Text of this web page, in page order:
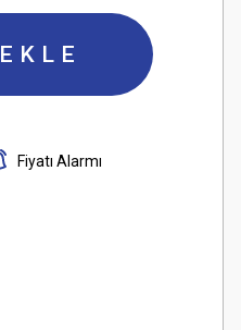
Fiyatı Alarmı